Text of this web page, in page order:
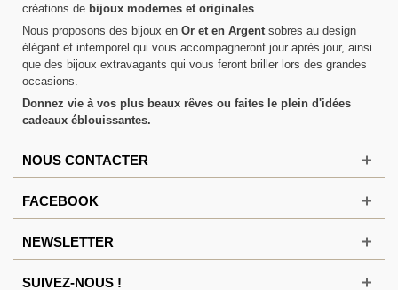
créations de bijoux modernes et originales
Nous proposons des bijoux en Or et en Argent sobres au design
élégant et intemporel qui vous accompagneront jour après jour, ainsi
que des bijoux extravagants qui vous feront briller lors des grandes
occasions.
Donnez vie à vos plus beaux rêves ou faites le plein d'idées
cadeaux éblouissantes.
NOUS CONTACTER
FACEBOOK
NEWSLETTER
SUIVEZ-NOUS !